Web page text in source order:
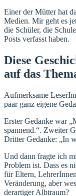
Einer der Mütter hat
Medien. Mir geht es
die Schüler, die
Posts verfasst haben.
Diese
auf das
Aufmerksame
paar ganz eigene
Erster Gedanke war
spannend.“. Zweiter
Dritter Gedanke: „In
Und dann fragte ich
Problem ist. Dass es
für Eltern,
Veränderung, aber
derartiger Albtraum?